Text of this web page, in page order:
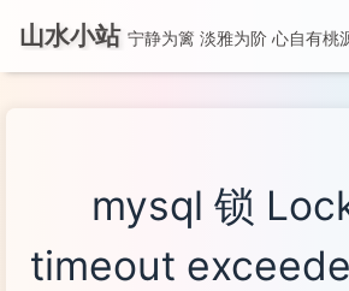
山水小站 宁静为篱 淡雅为阶 心自有桃
mysql 锁
timeout